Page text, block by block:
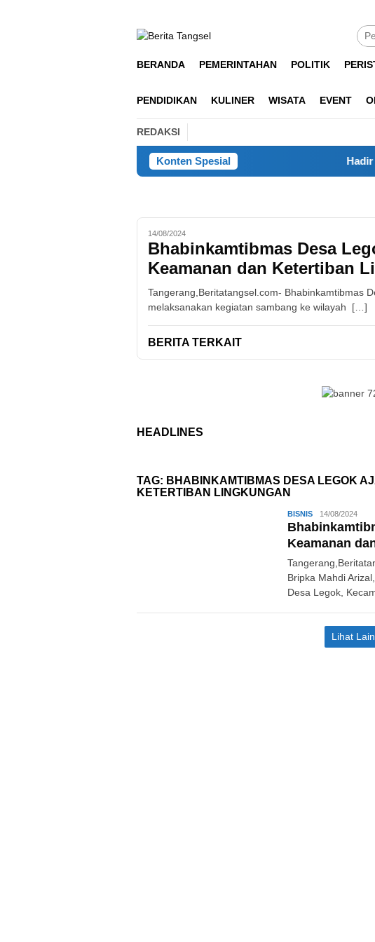
BERANDA PEMERINTAHAN POLITIK
PENDIDIKAN KULINER WISATA EVENT
REDAKSI
Konten Spesial Hadir
14/08/2024
Bhabinkamtibmas Desa
Keamanan dan Ketertiban
Tangerang,Beritatangsel.com- Bhabinkamtibmas
melaksanakan kegiatan sambang ke wilayah […]
BERITA TERKAIT
HEADLINES
TAG: BHABINKAMTIBMAS DESA LEGOK
KETERTIBAN LINGKUNGAN
BISNIS Redaksi
14/08/2024
Keamanan
Bripka Mahdi
Desa Legok,
Lihat